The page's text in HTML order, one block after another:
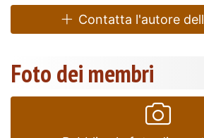
Contatta l'autore
Foto dei membri